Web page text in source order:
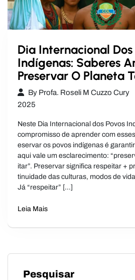
Dia Internacional Dos
Indígenas: Saberes
Preservar O Planeta
By Profa. Roseli M Cuzzo Cury
2025
Neste Dia Internacional dos Povos
compromisso de aprender com
eservar os povos indígenas é
aqui vale um esclarecimento:
itar”. Preservar significa respeitar +
tinuidade das culturas, modos de
Já “respeitar” […]
Leia Mais
Pesquisar